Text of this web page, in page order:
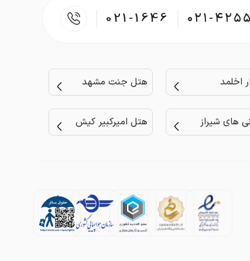
021-1646
اخلمد هتل جنت مشهد
های شیراز هتل امیرکبیر کیش